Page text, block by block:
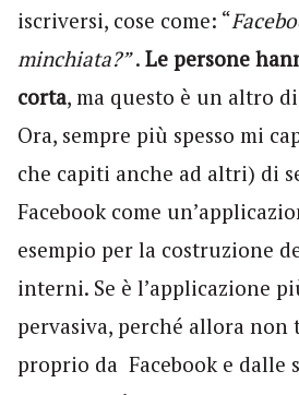
iscriversi, cose come: “
minchiata?”. Le persone
corta, ma questo è un altro
Ora, sempre più spesso mi
che capiti anche ad altri) di
Facebook come
esempio per la costruzione
interni. Se è l’applicazione
pervasiva, perché allora
proprio da Facebook e dalle